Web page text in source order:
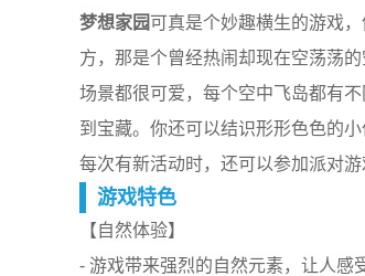
梦想家园可真是个妙趣横生的游戏
方，那是个曾经热闹却现在空荡荡
场景都很可爱，每个空中飞岛都有
到宝藏。你还可以结识形形色色的
每次有新活动时，还可以参加派对游
游戏特色
【自然体验】
- 游戏带来强烈的自然元素，让人感